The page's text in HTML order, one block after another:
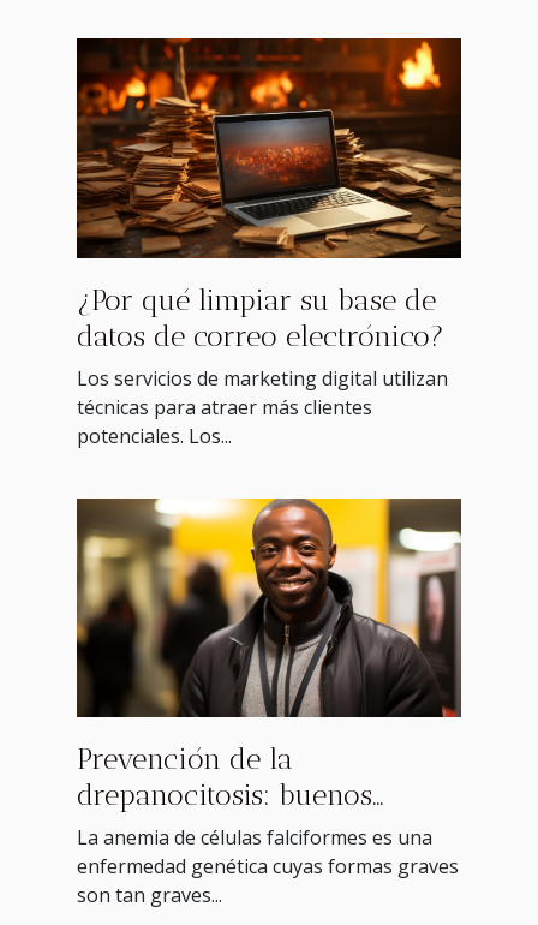
¿Por qué limpiar su base de
datos de correo electrónico?
Los servicios de marketing digital utilizan
técnicas para atraer más clientes
potenciales. Los...
Prevención de la
drepanocitosis: buenos
consejos
La anemia de células falciformes es una
enfermedad genética cuyas formas graves
son tan graves...